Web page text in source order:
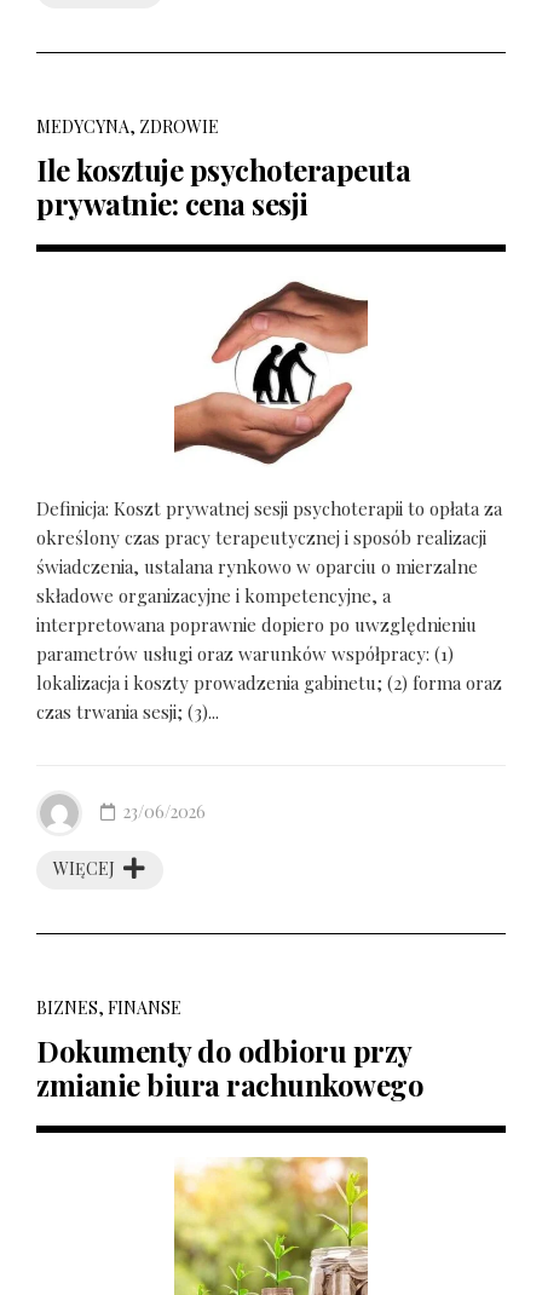
MEDYCYNA, ZDROWIE
Ile kosztuje psychoterapeuta
prywatnie: cena sesji
Definicja: Koszt prywatnej sesji psychoterapii to opłata za
określony czas pracy terapeutycznej i sposób realizacji
świadczenia, ustalana rynkowo w oparciu o mierzalne
składowe organizacyjne i kompetencyjne, a
interpretowana poprawnie dopiero po uwzględnieniu
parametrów usługi oraz warunków współpracy: (1)
lokalizacja i koszty prowadzenia gabinetu; (2) forma oraz
czas trwania sesji; (3)...
WIĘCEJ
23/06/2026
BIZNES, FINANSE
Dokumenty do odbioru przy
zmianie biura rachunkowego